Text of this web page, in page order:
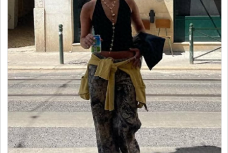
试
用
生
娱